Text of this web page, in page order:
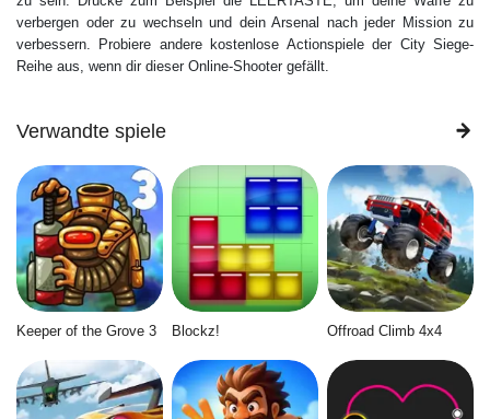
verbergen oder zu wechseln und dein Arsenal nach jeder Mission zu
verbessern. Probiere andere kostenlose Actionspiele der City Siege-
Reihe aus, wenn dir dieser Online-Shooter gefällt.
Verwandte spiele
Keeper of the Grove 3 Blockz! Offroad Climb 4x4